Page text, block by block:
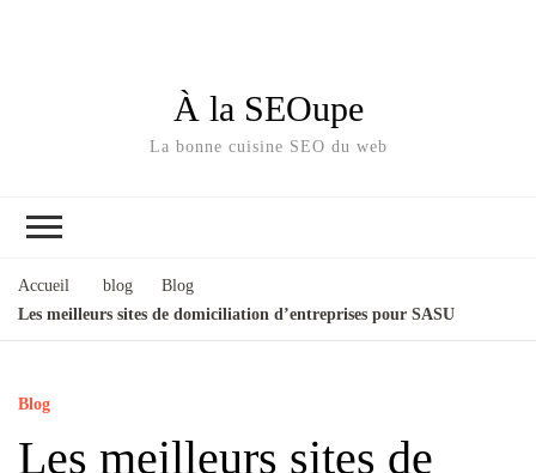
À la SEOupe
La bonne cuisine SEO du web
Accueil blog
Blog
Les meilleurs sites de domiciliation d’entreprises pour SASU
Blog
Les meilleurs sites de